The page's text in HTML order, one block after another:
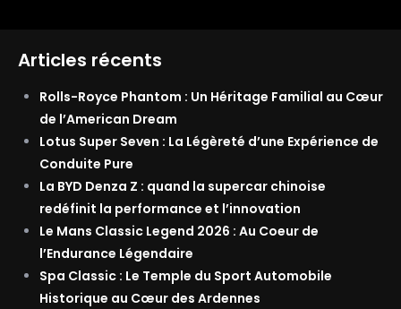
Articles récents
Rolls-Royce Phantom : Un Héritage Familial au Cœur
de l’American Dream
Lotus Super Seven : La Légèreté d’une Expérience de
Conduite Pure
La BYD Denza Z : quand la supercar chinoise
redéfinit la performance et l’innovation
Le Mans Classic Legend 2026 : Au Coeur de
l’Endurance Légendaire
Spa Classic : Le Temple du Sport Automobile
Historique au Cœur des Ardennes